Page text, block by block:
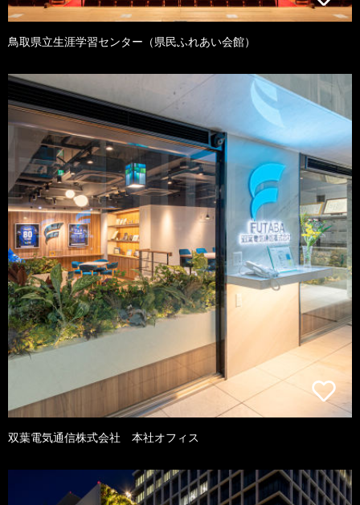
鳥取県立生涯学習センター（県民ふれあい会館）
双葉電気通信株式会社 本社オフィス